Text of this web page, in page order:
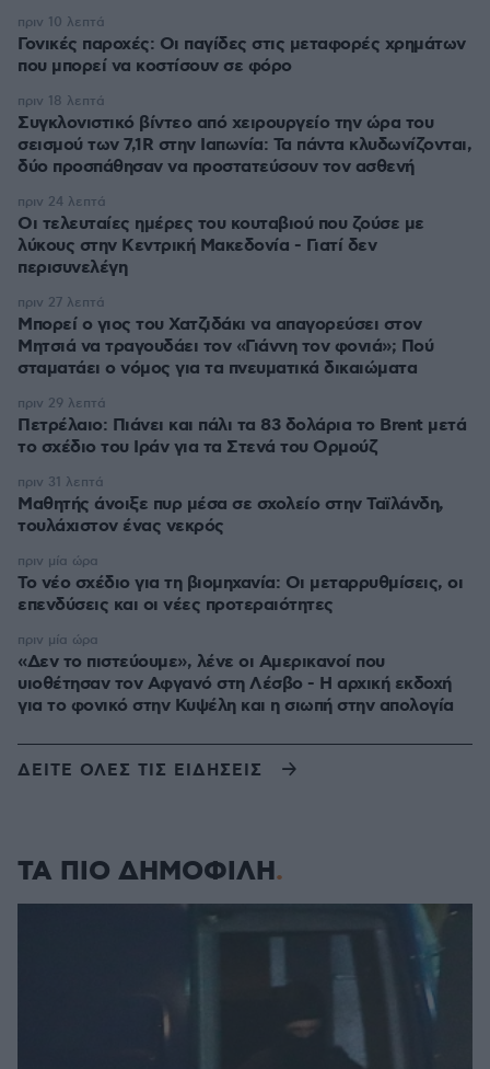
Γονικές παροχές: Οι παγίδες στις μεταφορές χρημάτων
που μπορεί να κοστίσουν σε φόρο
πριν 10 λεπτά
Συγκλονιστικό βίντεο από χειρουργείο την ώρα του
σεισμού των 7,1R στην Ιαπωνία: Τα πάντα κλυδωνίζονται,
δύο προσπάθησαν να προστατεύσουν τον ασθενή
πριν 18 λεπτά
Οι τελευταίες ημέρες του κουταβιού που ζούσε με
λύκους στην Κεντρική Μακεδονία - Γιατί δεν
περισυνελέγη
πριν 24 λεπτά
Μπορεί ο γιος του Χατζιδάκι να απαγορεύσει στον
Μητσιά να τραγουδάει τον «Γιάννη τον φονιά»; Πού
σταματάει ο νόμος για τα πνευματικά δικαιώματα
πριν 27 λεπτά
Πετρέλαιο: Πιάνει και πάλι τα 83 δολάρια το Brent μετά
το σχέδιο του Ιράν για τα Στενά του Ορμούζ
πριν 29 λεπτά
Μαθητής άνοιξε πυρ μέσα σε σχολείο στην Ταϊλάνδη,
τουλάχιστον ένας νεκρός
πριν 31 λεπτά
Το νέο σχέδιο για τη βιομηχανία: Οι μεταρρυθμίσεις, οι
επενδύσεις και οι νέες προτεραιότητες
πριν μία ώρα
«Δεν το πιστεύουμε», λένε οι Αμερικανοί που
υιοθέτησαν τον Αφγανό στη Λέσβο - Η αρχική εκδοχή
για το φονικό στην Κυψέλη και η σιωπή στην απολογία
πριν μία ώρα
ΔΕΙΤΕ ΟΛΕΣ ΤΙΣ ΕΙΔΗΣΕΙΣ
ΤΑ ΠΙΟ ΔΗΜΟΦΙΛΗ